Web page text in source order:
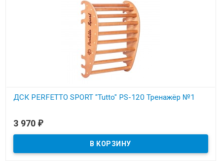
ДСК PERFETTO SPORT "Tutto" PS-120 Тренажёр №1
3 970 ₽